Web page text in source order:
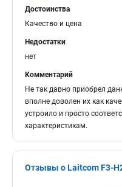
Достоинства
Качество и цена
Недостатки
нет
Комментарий
Не так давно приобрел
вполне доволен их как
устроило и просто
характеристикам.
Отзывы о Laitcom F3-